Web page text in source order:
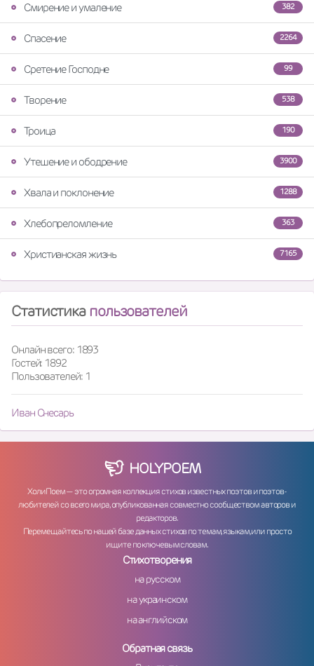
382
Смирение и умаление
2264
Спасение
99
Сретение Господне
538
Творение
190
Троица
3900
Утешение и ободрение
1288
Хвала и поклонение
363
Хлебопреломление
7165
Христианская жизнь
Статистика пользователей
Онлайн всего: 1893
Гостей: 1892
Пользователей: 1
Иван Снесарь
HOLYPOEM
ХолиПоем — это огромная коллекция стихов известных поэтов и поэтов-
любителей со всего мира, опубликованная совместно сообществом авторов и
редакторов.
Перемещайтесь по нашей базе данных стихов по темам, языкам, или просто
ищите по ключевым словам.
Стихотворения
на русском
на украинском
на английском
Обратная связь